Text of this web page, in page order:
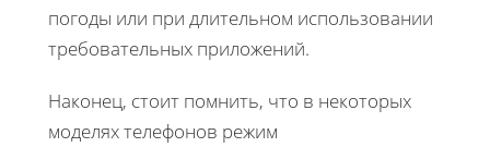
погоды или при длительном использовании
требовательных приложений.
Наконец, стоит помнить, что в некоторых
моделях телефонов режим